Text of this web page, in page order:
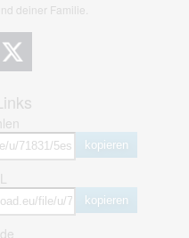
deiner Familie.
kopieren
kopieren